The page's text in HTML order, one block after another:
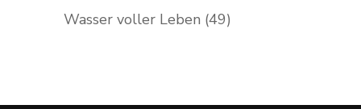
Wasser voller Leben (49)